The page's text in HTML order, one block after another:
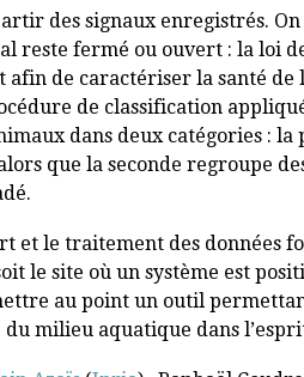
des signaux enregistrés.
reste fermé ou ouvert : la loi
afin de caractériser la santé de
de classification
dans deux catégories :
que la seconde regroupe
et le traitement des données
le site où un système est
au point un outil
milieu aquatique dans